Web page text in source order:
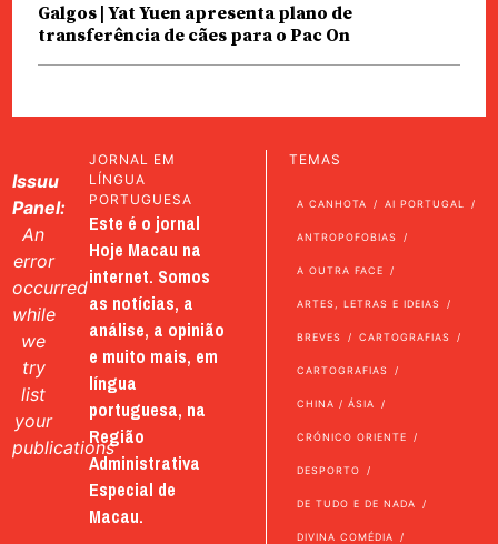
Galgos | Yat Yuen apresenta plano de
transferência de cães para o Pac On
Issuu
Panel:
An
error
occurred
while
we
try
list
your
publications
JORNAL EM
LÍNGUA
PORTUGUESA
Este é o jornal
Hoje Macau na
internet. Somos
as notícias, a
análise, a opinião
e muito mais, em
língua
portuguesa, na
Região
Administrativa
Especial de
Macau.
TEMAS
A CANHOTA AI PORTUGAL
ANTROPOFOBIAS
A OUTRA FACE
ARTES, LETRAS E IDEIAS
BREVES CARTOGRAFIAS
CARTOGRAFIAS
CHINA / ÁSIA
CRÓNICO ORIENTE
DESPORTO
DE TUDO E DE NADA
DIVINA COMÉDIA